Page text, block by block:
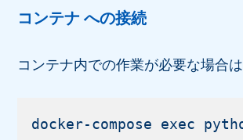
コンテナ への接続
コンテナ内での作業が必要な場合は